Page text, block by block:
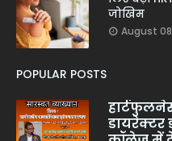
जोखिम
August
POPULAR POSTS
डायरेक्टर